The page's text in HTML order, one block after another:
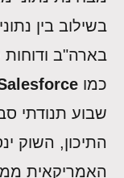
בשילוב בין
בארה"ב ודוחות
כמו
שבוע תנודתי
התיכון, השוק
האמריקאית